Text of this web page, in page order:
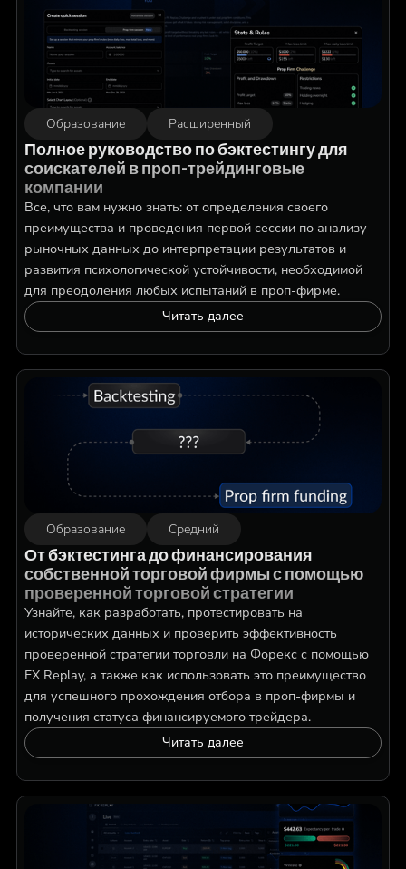
Образование Расширенный
Полное руководство по бэктестингу для
соискателей в проп-трейдинговые
компании
Все, что вам нужно знать: от определения своего
преимущества и проведения первой сессии по анализу
рыночных данных до интерпретации результатов и
развития психологической устойчивости, необходимой
для преодоления любых испытаний в проп-фирме.
Читать далее
Образование Средний
От бэктестинга до финансирования
собственной торговой фирмы с помощью
проверенной торговой стратегии
Узнайте, как разработать, протестировать на
исторических данных и проверить эффективность
проверенной стратегии торговли на Форекс с помощью
FX Replay, а также как использовать это преимущество
для успешного прохождения отбора в проп-фирмы и
получения статуса финансируемого трейдера.
Читать далее